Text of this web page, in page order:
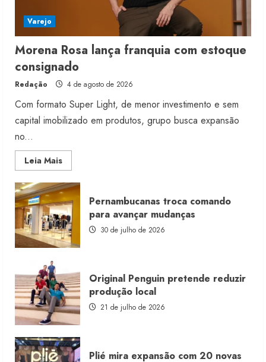
Varejo
Morena Rosa lança franquia com estoque
consignado
Redação 4 de agosto de 2026
Com formato Super Light, de menor investimento e sem
capital imobilizado em produtos, grupo busca expansão
no...
Leia MaisRead
more
Morena
Rosa
lança
franquia
com
estoque
consignado
Pernambucanas troca comando
para avançar mudanças
30 de julho de 2026
Original Penguin pretende reduzir
produção local
21 de julho de 2026
Plié mira expansão com 20 novas